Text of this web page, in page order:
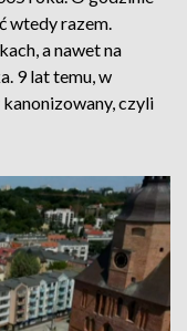
wtedy razem.
a nawet na
9 lat temu, w
kanonizowany, czyli